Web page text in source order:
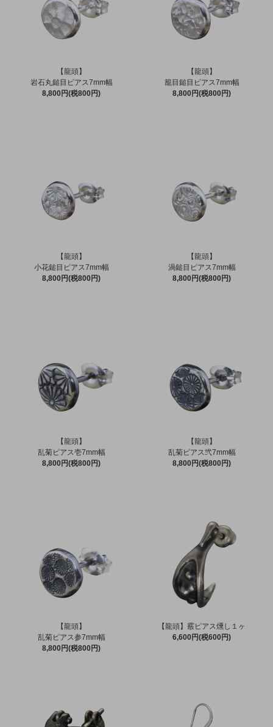
【龍頭】
岩石丸鎚目ピアス7mm幅
8,800円(税800円)
【龍頭】
籠目鎚目ピアス7mm幅
8,800円(税800円)
【龍頭】
小花鎚目ピアス7mm幅
8,800円(税800円)
【龍頭】
渦鎚目ピアス7mm幅
8,800円(税800円)
【龍頭】
乱菊ピアス壱7mm幅
8,800円(税800円)
【龍頭】
乱菊ピアス弐7mm幅
8,800円(税800円)
【龍頭】
乱菊ピアス参7mm幅
8,800円(税800円)
【龍頭】霰ピアス燻し１ヶ
6,600円(税600円)